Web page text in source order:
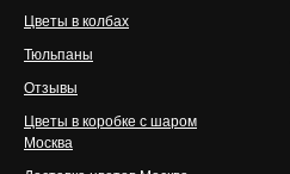
Цветы в колбах
Тюльпаны
Отзывы
Цветы в коробке с шаром
Москва